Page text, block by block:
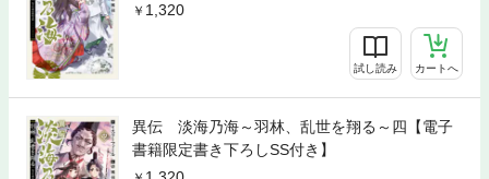
1,320
試し読み カートへ
異伝 淡海乃海～羽林、乱世を翔る～四【電子
書籍限定書き下ろしSS付き】